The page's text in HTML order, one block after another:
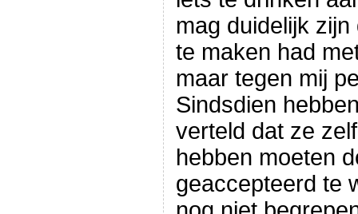
mag duidelijk
te maken had
maar tegen mij
Sindsdien
verteld dat ze
hebben moeten
geaccepteerd te